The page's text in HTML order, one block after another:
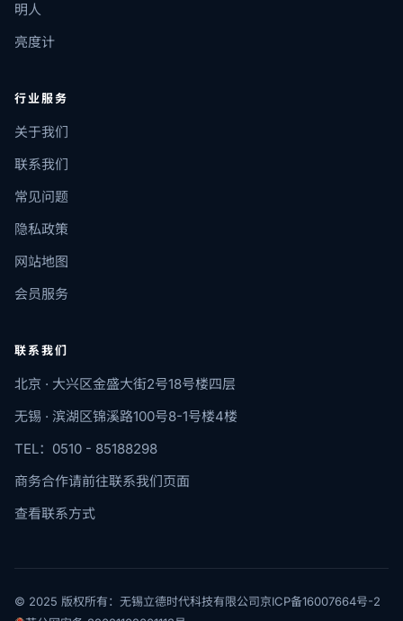
明人
亮度计
行业服务
关于我们
联系我们
常见问题
隐私政策
网站地图
会员服务
联系我们
北京 · 大兴区金盛大街2号18号楼四层
无锡 · 滨湖区锦溪路100号8-1号楼4楼
TEL：0510 - 85188298
商务合作请前往联系我们页面
查看联系方式
© 2025 版权所有：无锡立德时代科技有限公司京ICP备16007664号-2